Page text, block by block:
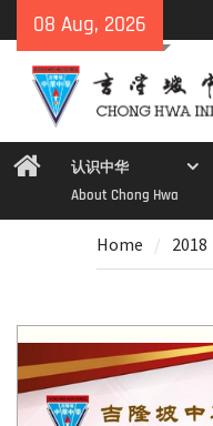
to
content
08 Aug, 2026
Home认识中华
About Chong Hwa
Home 2018